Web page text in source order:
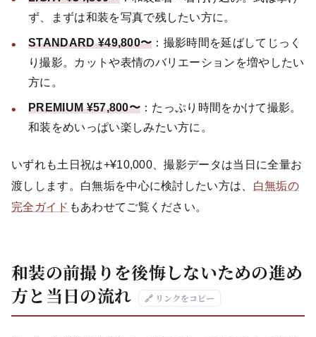
ず、まずは和装を写真で残したい方に。
STANDARD ¥49,800〜 ：撮影時間を延ばしてじっく
り撮影。カットや表情のバリエーションを増やしたい
方に。
PREMIUM ¥57,800〜 ：たっぷり時間をかけて撮影。
和装をめいっぱい楽しみたい方に。
いずれも土日祝は+¥10,000、撮影データは当日に全量お
渡しします。白無垢を中心に検討したい方は、 白無垢の
完全ガイド もあわせてご覧ください。
和装の前撮りを後悔しないための進め
方と当日の流れ
🔗 リンクをコピー